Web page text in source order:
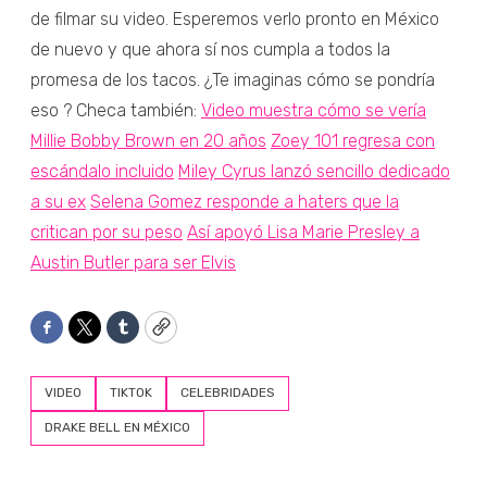
de filmar su video. Esperemos verlo pronto en México
de nuevo y que ahora sí nos cumpla a todos la
promesa de los tacos. ¿Te imaginas cómo se pondría
eso ? Checa también: Video muestra cómo se vería
Millie Bobby Brown en 20 años Zoey 101 regresa con
escándalo incluido Miley Cyrus lanzó sencillo dedicado
a su ex Selena Gomez responde a haters que la
critican por su peso Así apoyó Lisa Marie Presley a
Austin Butler para ser Elvis
Facebook
TwitterTumblrCopy
VIDEO TIKTOK CELEBRIDADES
DRAKE BELL EN MÉXICO